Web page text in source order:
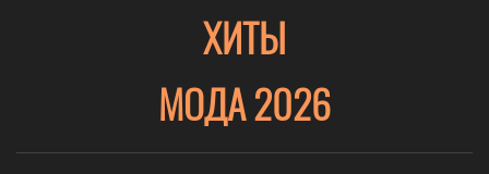
ХИТЫ
МОДА 2026